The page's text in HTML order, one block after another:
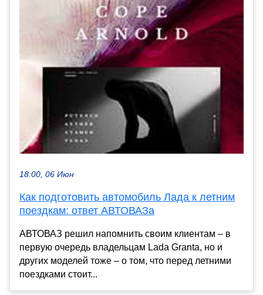
18:00, 06 Июн
Как подготовить автомобиль Лада к летним
поездкам: ответ АВТОВАЗа
АВТОВАЗ решил напомнить своим клиентам – в
первую очередь владельцам Lada Granta, но и
других моделей тоже – о том, что перед летними
поездками стоит...